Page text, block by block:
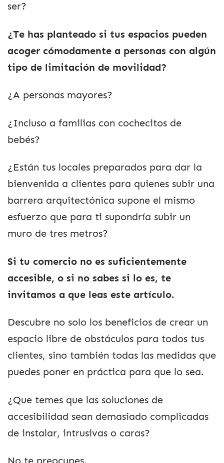
ser?
¿Te has planteado si tus espacios pueden
acoger cómodamente a personas con algún
tipo de limitación de movilidad?
¿A personas mayores?
¿Incluso a familias con cochecitos de
bebés?
¿Están tus locales preparados para dar la
bienvenida a clientes para quienes subir una
barrera arquitectónica supone el mismo
esfuerzo que para ti supondría subir un
muro de tres metros?
Si tu comercio no es suficientemente
accesible, o si no sabes si lo es, te
invitamos a que leas este artículo.
Descubre no solo los beneficios de crear un
espacio libre de obstáculos para todos tus
clientes, sino también todas las medidas que
puedes poner en práctica para que lo sea.
¿Que temes que las soluciones de
accesibilidad sean demasiado complicadas
de instalar, intrusivas o caras?